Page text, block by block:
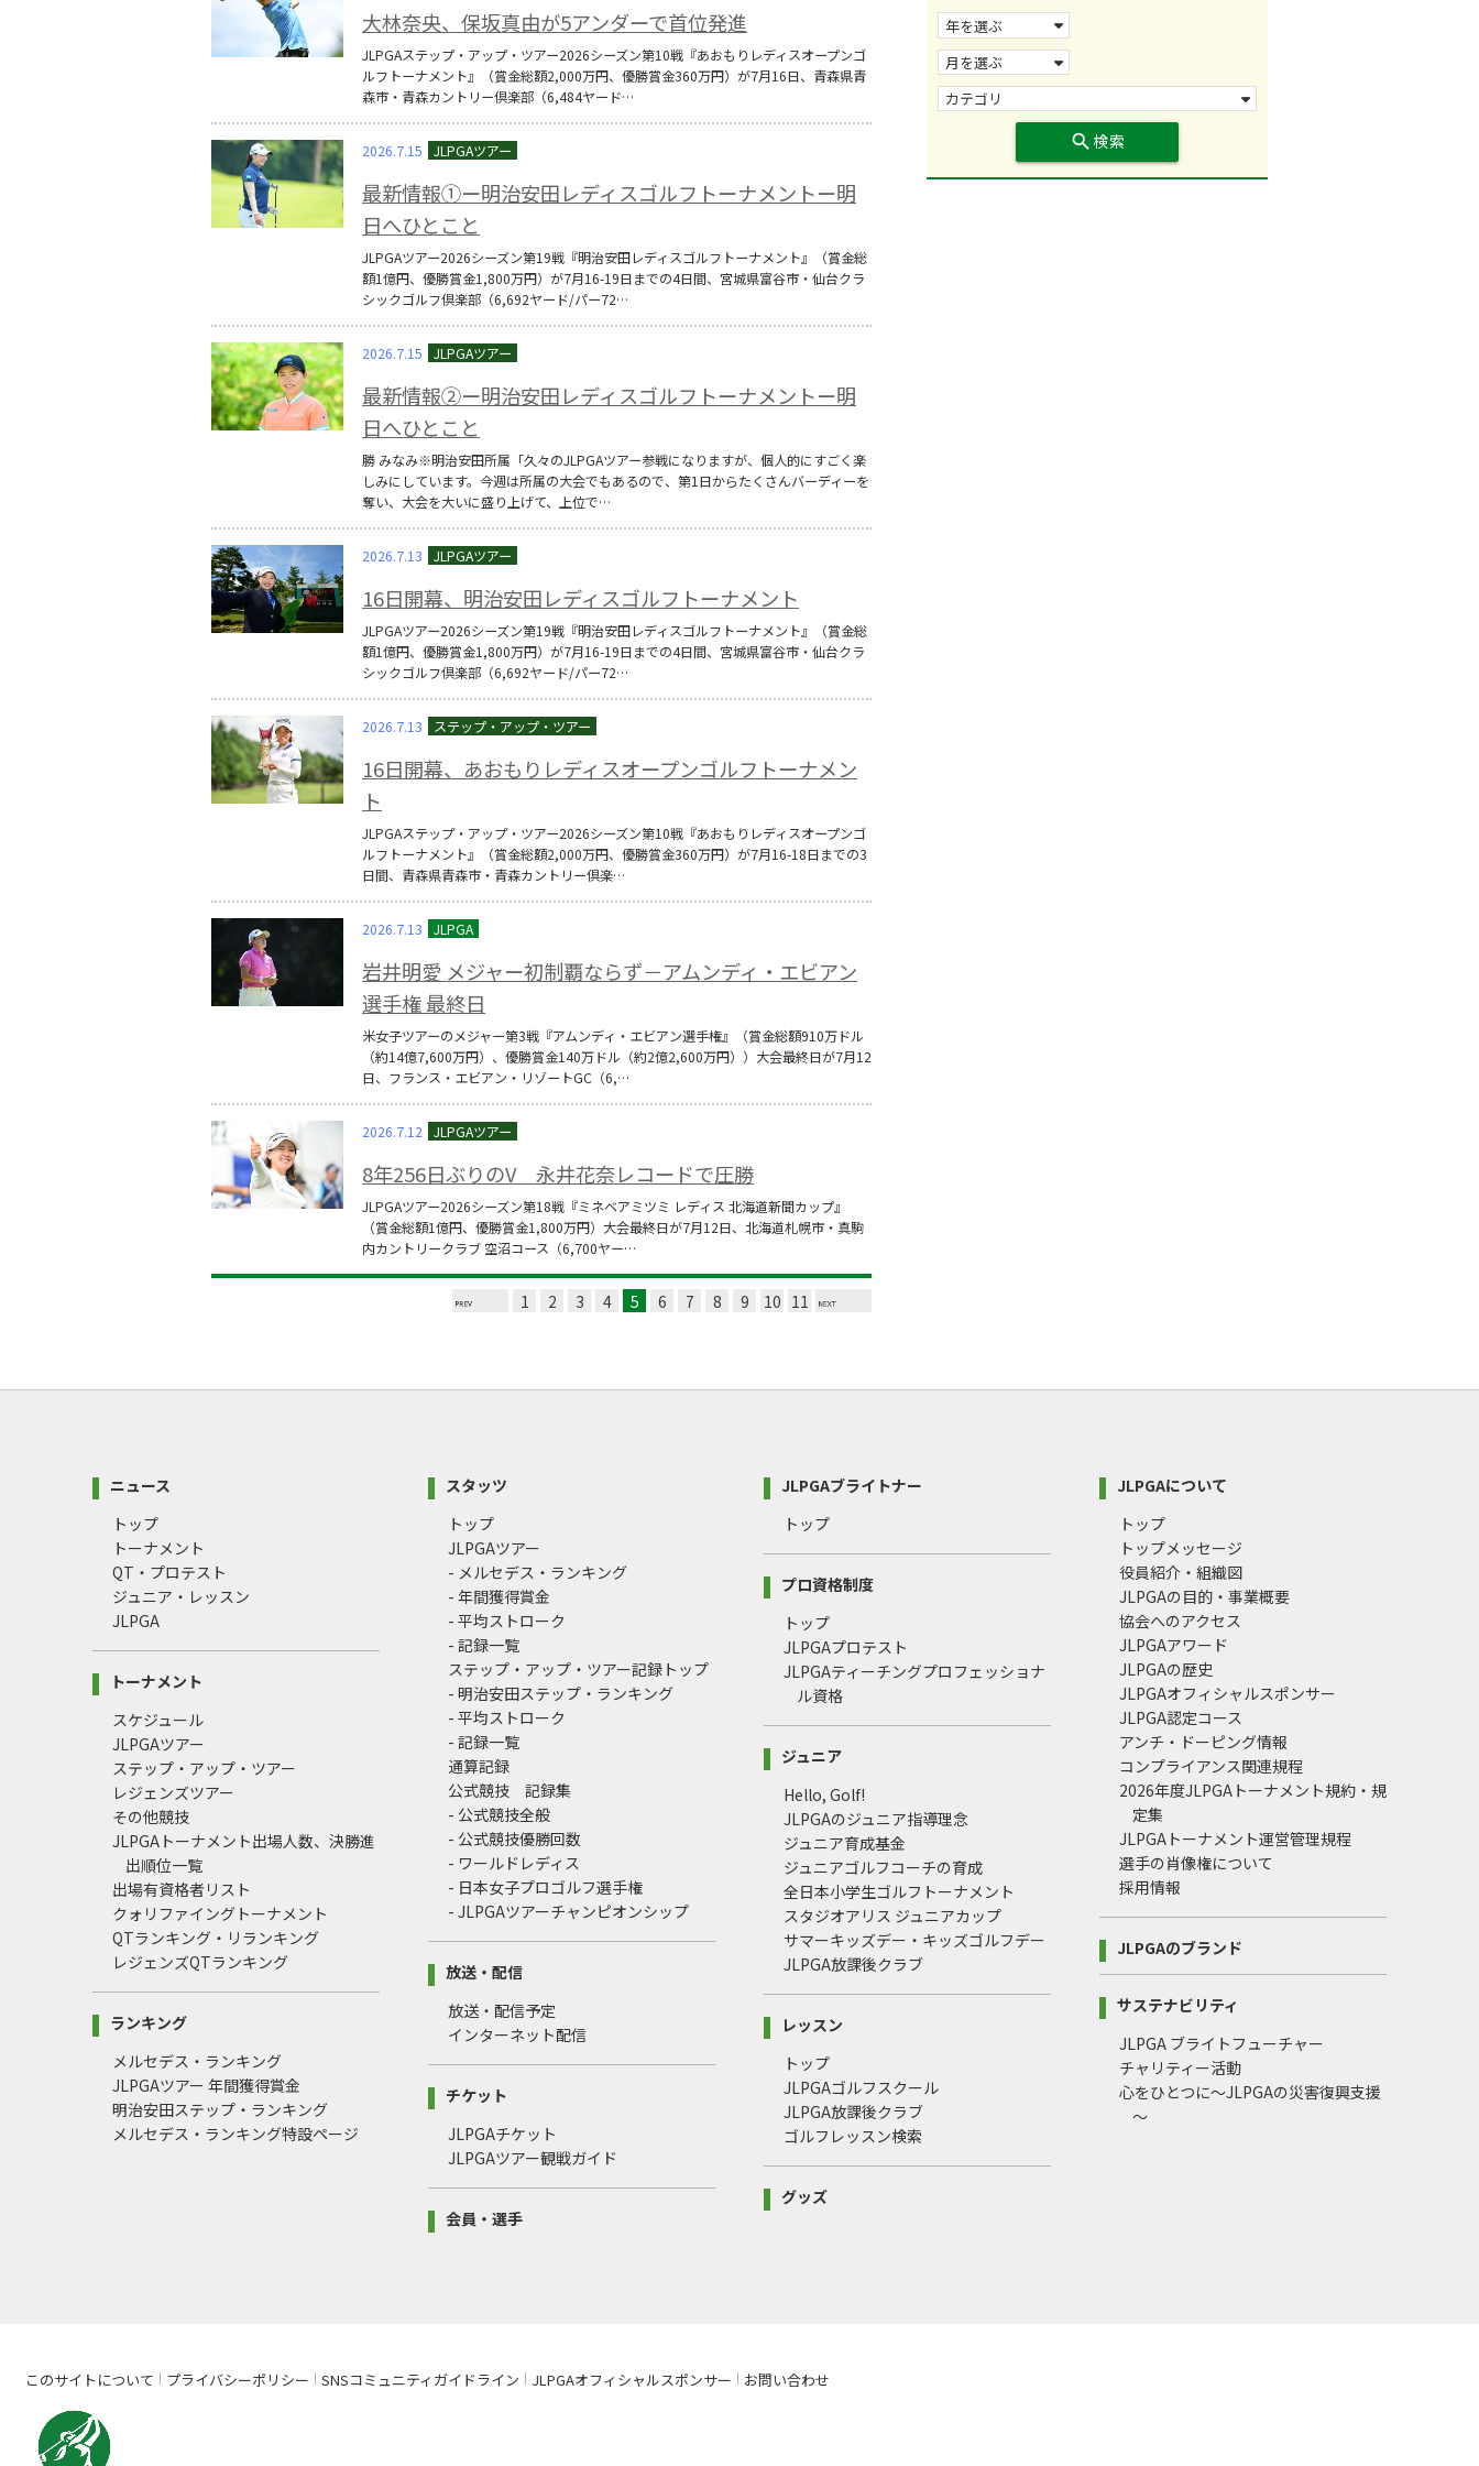
大林奈央、保坂真由が5アンダーで首位発進
JLPGAステップ・アップ・ツアー2026シーズン第10戦『あおもりレディスオープンゴ
ルフトーナメント』（賞金総額2,000万円、優勝賞金360万円）が7月16日、青森県青
森市・青森カントリー倶楽部（6,484ヤード…
2026.7.15
最新情報①ー明治安田レディスゴルフトーナメントー明
日へひとこと
JLPGAツアー2026シーズン第19戦『明治安田レディスゴルフトーナメント』（賞金総
額1億円、優勝賞金1,800万円）が7月16-19日までの4日間、宮城県富谷市・仙台クラ
シックゴルフ倶楽部（6,692ヤード/パー72…
2026.7.15
最新情報②ー明治安田レディスゴルフトーナメントー明
日へひとこと
勝 みなみ※明治安田所属「久々のJLPGAツアー参戦になりますが、個人的にすごく楽
しみにしています。今週は所属の大会でもあるので、第1日からたくさんバーディーを
奪い、大会を大いに盛り上げて、上位で…
2026.7.13
16日開幕、明治安田レディスゴルフトーナメント
JLPGAツアー2026シーズン第19戦『明治安田レディスゴルフトーナメント』（賞金総
額1億円、優勝賞金1,800万円）が7月16-19日までの4日間、宮城県富谷市・仙台クラ
シックゴルフ倶楽部（6,692ヤード/パー72…
2026.7.13
16日開幕、あおもりレディスオープンゴルフトーナメン
ト
JLPGAステップ・アップ・ツアー2026シーズン第10戦『あおもりレディスオープンゴ
ルフトーナメント』（賞金総額2,000万円、優勝賞金360万円）が7月16-18日までの3
日間、青森県青森市・青森カントリー倶楽…
2026.7.13
岩井明愛 メジャー初制覇ならず－アムンディ・エビアン
選手権 最終日
米女子ツアーのメジャー第3戦『アムンディ・エビアン選手権』（賞金総額910万ドル
（約14億7,600万円）、優勝賞金140万ドル（約2億2,600万円））大会最終日が7月12
日、フランス・エビアン・リゾートGC（6,…
2026.7.12
8年256日ぶりのV 永井花奈レコードで圧勝
JLPGAツアー2026シーズン第18戦『ミネベアミツミ レディス 北海道新聞カップ』
（賞金総額1億円、優勝賞金1,800万円）大会最終日が7月12日、北海道札幌市・真駒
内カントリークラブ 空沼コース（6,700ヤー…
1 2 3 4 5 6 7 8 9 10 11
search 検索
ニュース
トップ
トーナメント
QT・プロテスト
ジュニア・レッスン
JLPGA
トーナメント
スケジュール
JLPGAツアー
ステップ・アップ・ツアー
レジェンズツアー
その他競技
JLPGAトーナメント出場人数、決勝進
出順位一覧
出場有資格者リスト
クォリファイングトーナメント
QTランキング・リランキング
レジェンズQTランキング
ランキング
メルセデス・ランキング
JLPGAツアー 年間獲得賞金
明治安田ステップ・ランキング
メルセデス・ランキング特設ページ
スタッツ
トップ
JLPGAツアー
- メルセデス・ランキング
- 年間獲得賞金
- 平均ストローク
- 記録一覧
ステップ・アップ・ツアー記録トップ
- 明治安田ステップ・ランキング
- 平均ストローク
- 記録一覧
通算記録
公式競技 記録集
- 公式競技全般
- 公式競技優勝回数
- ワールドレディス
- 日本女子プロゴルフ選手権
- JLPGAツアーチャンピオンシップ
放送・配信
放送・配信予定
インターネット配信
チケット
JLPGAチケット
JLPGAツアー観戦ガイド
会員・選手
JLPGAブライトナー
トップ
プロ資格制度
トップ
JLPGAプロテスト
JLPGAティーチングプロフェッショナ
ル資格
ジュニア
Hello, Golf!
JLPGAのジュニア指導理念
ジュニア育成基金
ジュニアゴルフコーチの育成
全日本小学生ゴルフトーナメント
スタジオアリス ジュニアカップ
サマーキッズデー・キッズゴルフデー
JLPGA放課後クラブ
レッスン
トップ
JLPGAゴルフスクール
JLPGA放課後クラブ
ゴルフレッスン検索
グッズ
JLPGAについて
トップ
トップメッセージ
役員紹介・組織図
JLPGAの目的・事業概要
協会へのアクセス
JLPGAアワード
JLPGAの歴史
JLPGAオフィシャルスポンサー
JLPGA認定コース
アンチ・ドーピング情報
コンプライアンス関連規程
2026年度JLPGAトーナメント規約・規
定集
JLPGAトーナメント運営管理規程
選手の肖像権について
採用情報
JLPGAのブランド
サステナビリティ
JLPGA ブライトフューチャー
チャリティー活動
心をひとつに～JLPGAの災害復興支援
～
このサイトについて プライバシーポリシー SNSコミュニティガイドライン JLPGAオフィシャルスポンサー お問い合わせ